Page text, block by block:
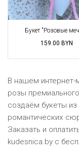
Букет "Розовые
159.00 BYN
В нашем интернет-
розы
создаём букеты
романтических
Заказать и
kudesnica.by c